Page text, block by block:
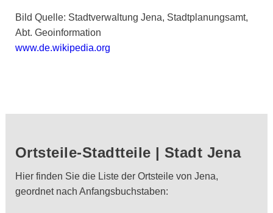
Bild Quelle: Stadtverwaltung Jena, Stadtplanungsamt,
Abt. Geoinformation
www.de.wikipedia.org
Ortsteile-Stadtteile | Stadt Jena
Hier finden Sie die Liste der Ortsteile von Jena,
geordnet nach Anfangsbuchstaben: